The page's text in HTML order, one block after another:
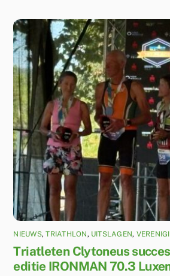
NIEUWS,TRIATHLON, UITSLAGEN,
Triatleten Clytoneus
editie IRONMAN 70.3